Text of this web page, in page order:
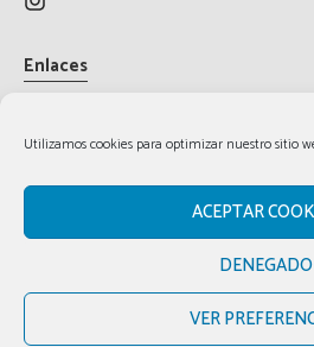
Utilizamos cookies para optimizar nuestro sitio
ACEPTAR
DENEGADO
VER
Enlaces
Política de cookies